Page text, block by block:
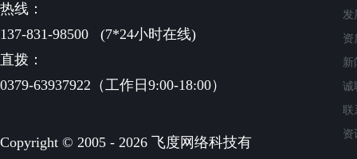
热线：
137-831-98500
(7*24小时在线)
直拨：
0379-63937922（工作日9:00-18:00）
Copyright © 2005 - 2026 飞度网络科技有
发
资
新
诚
联
资